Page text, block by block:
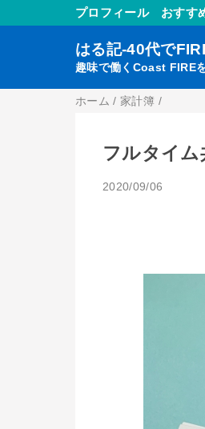
プロフィール おすす
はる記-40代で
趣味で働くCoast FIRE
ホーム /家計簿 /
フルタイム
2020/09/06